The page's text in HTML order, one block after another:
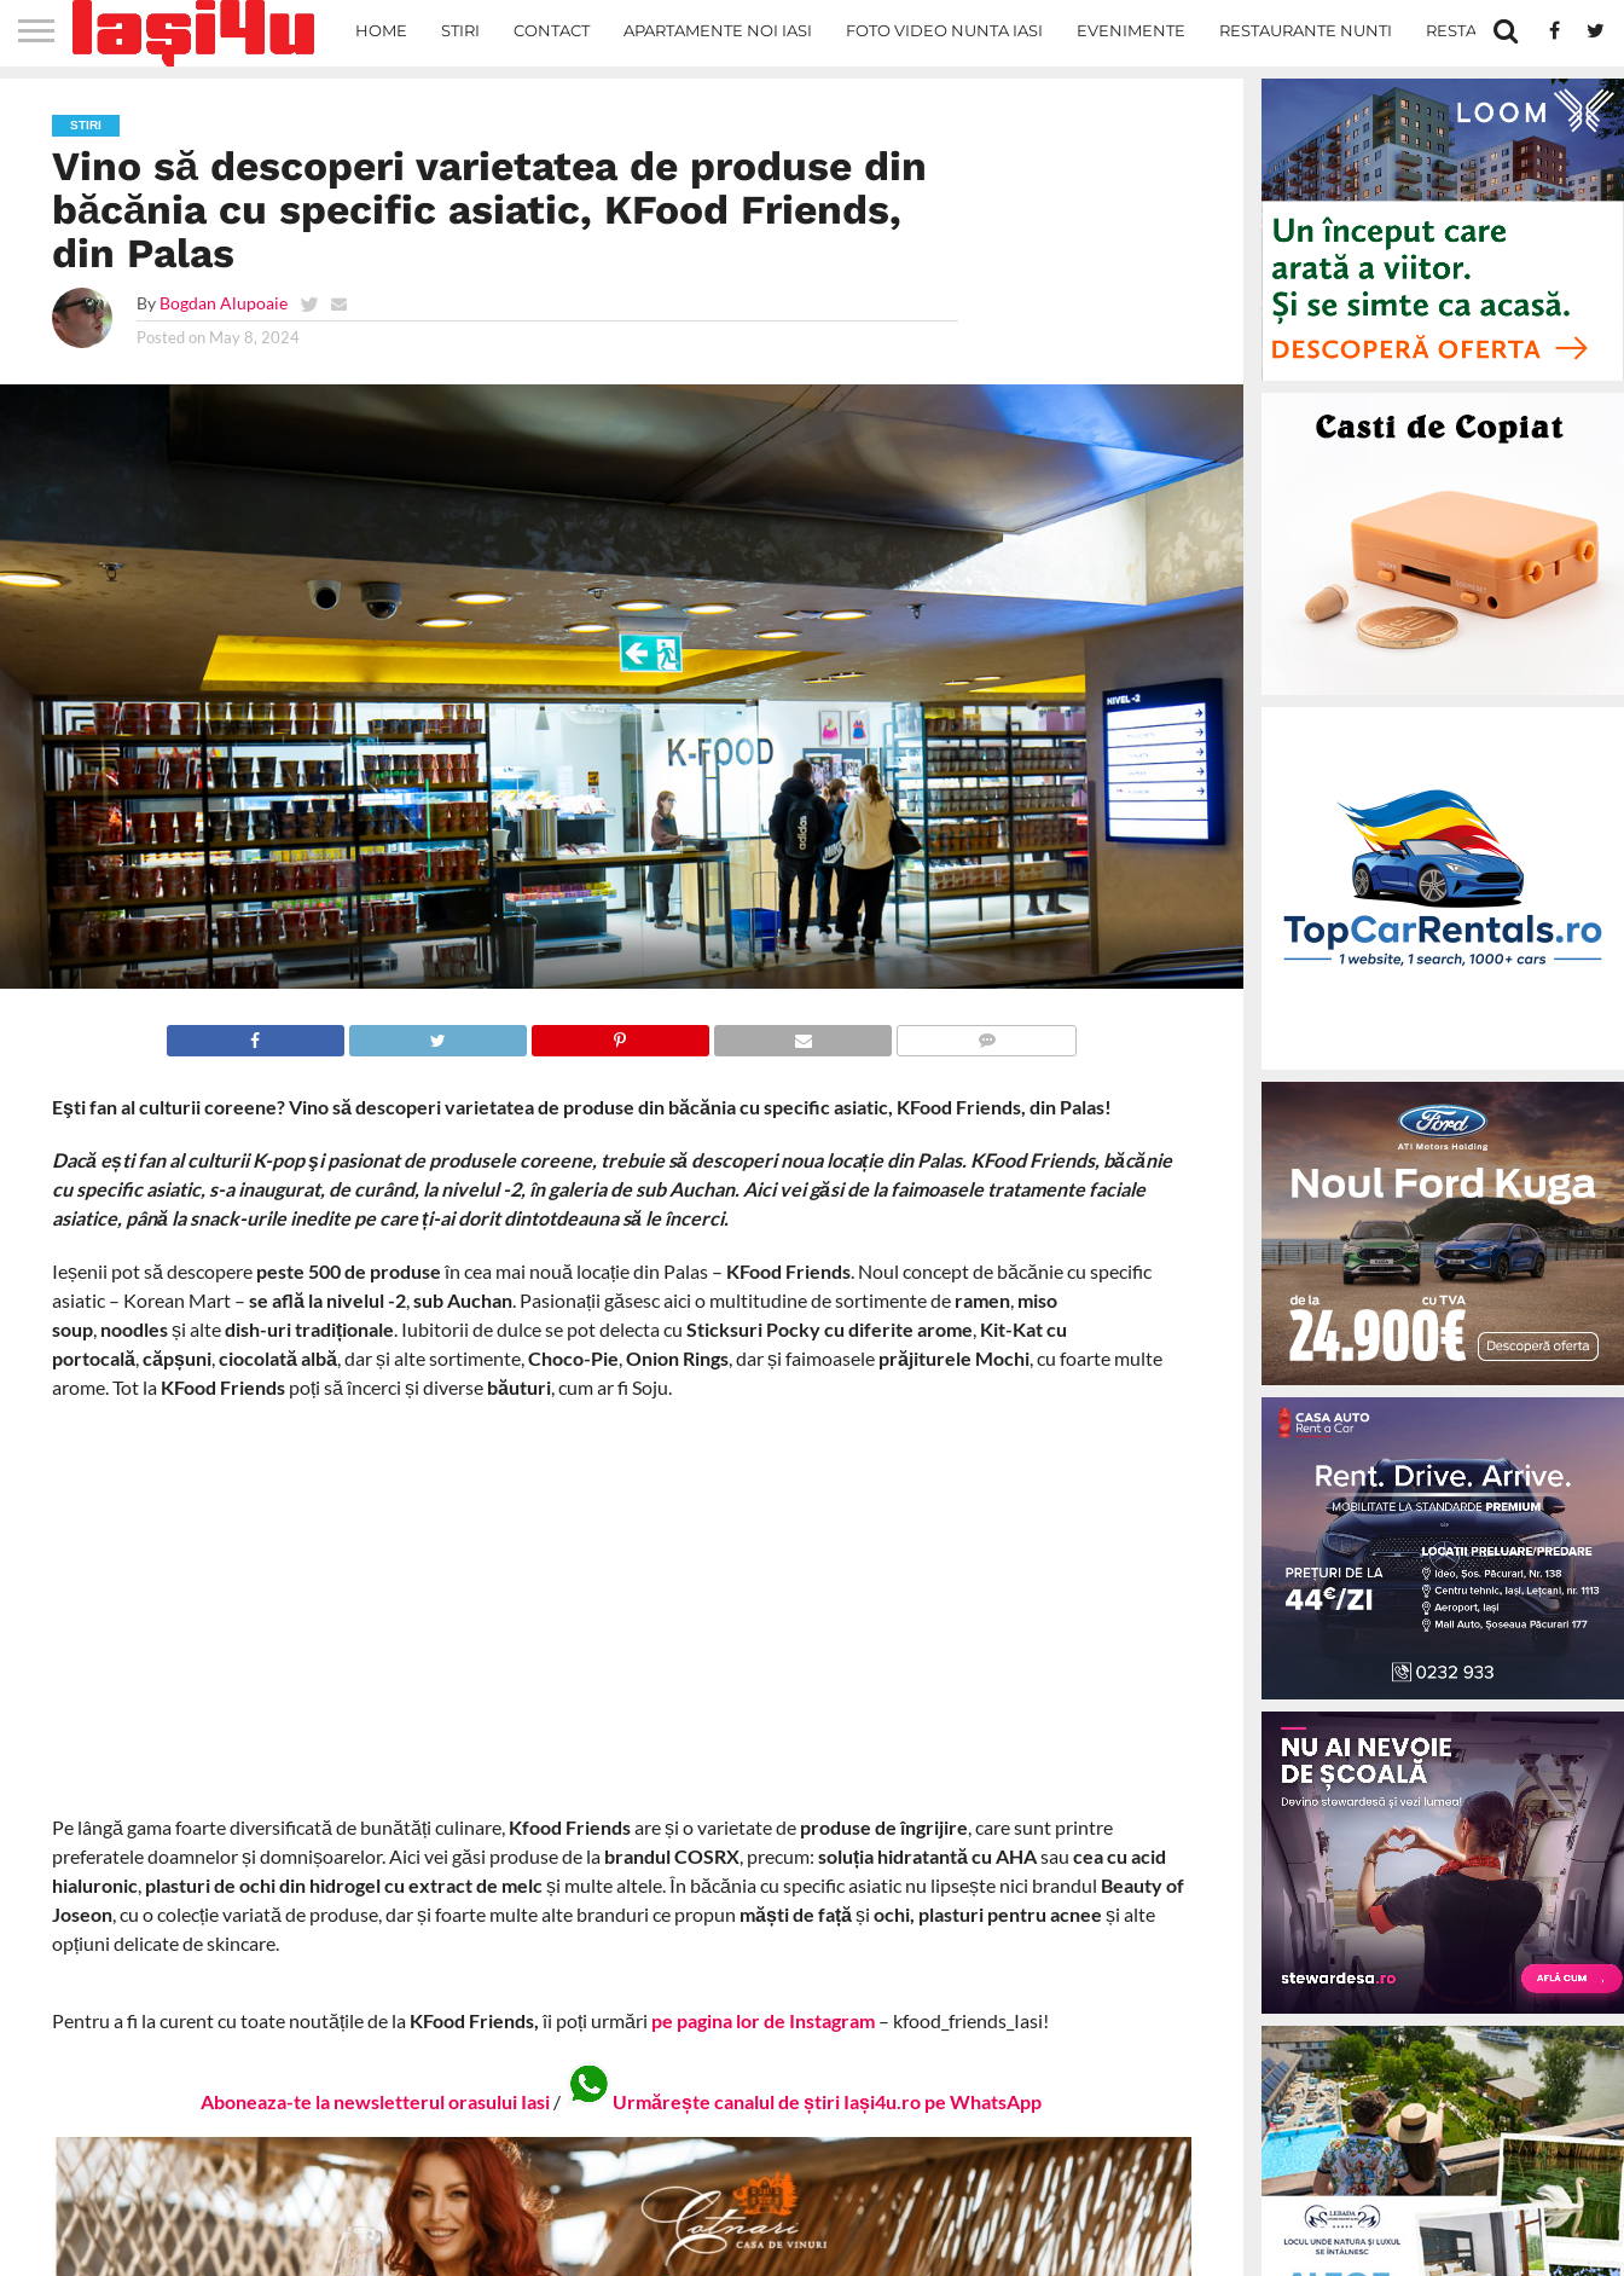
HOME STIRI CONTACT APARTAMENTE NOI IASI FOTO VIDEO NUNTA IASI EVENIMENTE RESTAURANTE NUNTI RESTAURANTE IN IASI
STIRI
Vino să descoperi varietatea de produse din
băcănia cu specific asiatic, KFood Friends,
din Palas
By Bogdan Alupoaie
Posted on May 8, 2024
Eşti fan al culturii coreene? Vino să descoperi varietatea de produse din băcănia cu specific asiatic, KFood Friends, din Palas!
Dacă ești fan al culturii K-pop şi pasionat de produsele coreene, trebuie să descoperi noua locație din Palas. KFood Friends, băcănie
cu specific asiatic, s-a inaugurat, de curând, la nivelul -2, în galeria de sub Auchan. Aici vei găsi de la faimoasele tratamente faciale
asiatice, până la snack-urile inedite pe care ți-ai dorit dintotdeauna să le încerci.
Ieșenii pot să descopere peste 500 de produse în cea mai nouă locație din Palas – KFood Friends. Noul concept de băcănie cu specific
asiatic – Korean Mart – se află la nivelul -2,sub Auchan. Pasionații găsesc aici o multitudine de sortimente de ramen, miso
soup, noodlesși altedish-uri tradiționale. Iubitorii de dulce se pot delecta cu Sticksuri Pockycu diferite arome, Kit-Kat cu
portocală,căpșuni,ciocolată albă, dar și alte sortimente,Choco-Pie,Onion Rings, dar și faimoasele prăjiturele Mochi, cu foarte multe
arome. Tot la KFood Friendspoți să încerci și diverse băuturi, cum ar fi Soju.
Pe lângă gama foarte diversificată de bunătăți culinare, Kfood Friendsare și o varietate de produse de îngrijire, care sunt printre
preferatele doamnelor și domnișoarelor. Aici vei găsi produse de la brandul COSRX, precum: soluția hidratantă cu AHAsau cea cu acid
hialuronic, plasturi de ochi din hidrogel cu extract de melcși multe altele. În băcănia cu specific asiatic nu lipsește nici brandul Beauty of
Joseon, cu o colecție variată de produse, dar și foarte multe alte branduri ce propun măști de fațăși ochi, plasturi pentru acnee și alte
opțiuni delicatede skincare.
Pentru a fi la curent cu toate noutățile de la KFood Friends, îi poți urmări pe pagina lor de Instagram– kfood_friends_Iasi!
Aboneaza-te la newsletterul orasului Iasi / Urmărește canalul de știri Iași4u.ro pe WhatsApp